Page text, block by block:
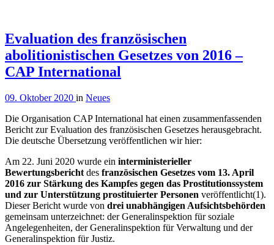
Evaluation des französischen
abolitionistischen Gesetzes von 2016 –
CAP International
09. Oktober 2020 in Neues
Die Organisation CAP International hat einen zusammenfassenden
Bericht zur Evaluation des französischen Gesetzes herausgebracht.
Die deutsche Übersetzung veröffentlichen wir hier:
Am 22. Juni 2020 wurde ein interministerieller
Bewertungsbericht des französischen Gesetzes vom 13. April
2016 zur Stärkung des Kampfes gegen das Prostitutionssystem
und zur Unterstützung prostituierter Personen veröffentlicht(1).
Dieser Bericht wurde von drei unabhängigen Aufsichtsbehörden
gemeinsam unterzeichnet: der Generalinspektion für soziale
Angelegenheiten, der Generalinspektion für Verwaltung und der
Generalinspektion für Justiz.